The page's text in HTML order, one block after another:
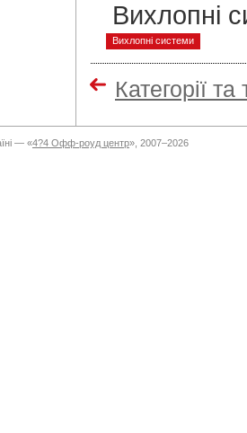
Вихлопні
Вихлопні системи
Категорії
— «4?4 Офф-роуд центр», 2007–2026